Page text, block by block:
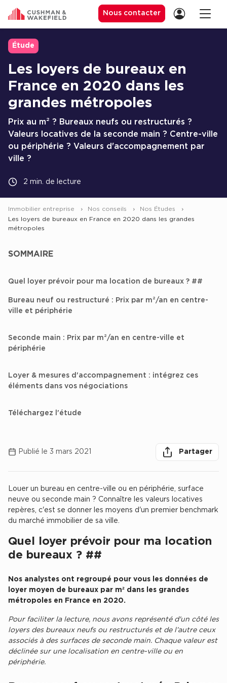
Location de Bureaux
Location de Bureaux à Paris
Location de Bureaux à Marseille
Location de Bureaux à Rennes
Achat de Bureaux à Paris
Achat de Bureaux à Marseille
Collections de Bureaux
Bureaux certifiés - Environnement
Location bureaux Bellecour - Cordeliers (Lyon)
Haussmanniens
Location d'Entrepôts / Activités
Location d'Entrepôts / Activités à Saint-Priest
Location d'Entrepôts / Activités à Besançon
Achat d'Entrepôts / Activités
Achat d'Entrepôts / Activités en Ille-et-Vilaine
Achat d'Entrepôts / Activités à Lyon
Achat d'Entrepôts / Activités à Toulouse
Achat d'Entrepôts / Activités à Dijon
Collections d'Entrepôts / Activités
Entrepôts et Locaux d'activités indépendants
Entrepôts et Locaux d'activités avec quai de
Nous contacter
Étude
Les loyers de bureaux en
France en 2020 dans les
grandes métropoles
Prix au m² ? Bureaux neufs ou restructurés ?
Valeurs locatives de la seconde main ? Centre-ville
ou périphérie ? Valeurs d'accompagnement par
ville ?
2 min. de lecture
Immobilier entreprise Nos conseils
Nos Études
Les loyers de bureaux en France en 2020 dans les grandes
métropoles
SOMMAIRE
Quel loyer prévoir pour ma location de bureaux ? ##
Bureau neuf ou restructuré : Prix par m²/an en centre-
ville et périphérie
Seconde main : Prix par m²/an en centre-ville et
périphérie
Loyer & mesures d'accompagnement : intégrez ces
éléments dans vos négociations
Téléchargez l'étude
Publié le 3 mars 2021
Partager
Partager sur
Partager
Partager
Louer un bureau en centre-ville ou en périphérie, surface
neuve ou seconde main ? Connaître les valeurs locatives
repères, c'est se donner les moyens d'un premier benchmark
du marché immobilier de sa ville.
Quel loyer prévoir pour ma location
de bureaux ? ##
Nos analystes ont regroupé pour vous les données de
loyer moyen de bureaux par m² dans les grandes
métropoles en France en 2020.
Pour faciliter la lecture, nous avons représenté d'un côté les
loyers des bureaux neufs ou restructurés et de l’autre ceux
associés à des surfaces de seconde main. Chaque valeur est
déclinée sur une localisation en centre-ville ou en
périphérie.